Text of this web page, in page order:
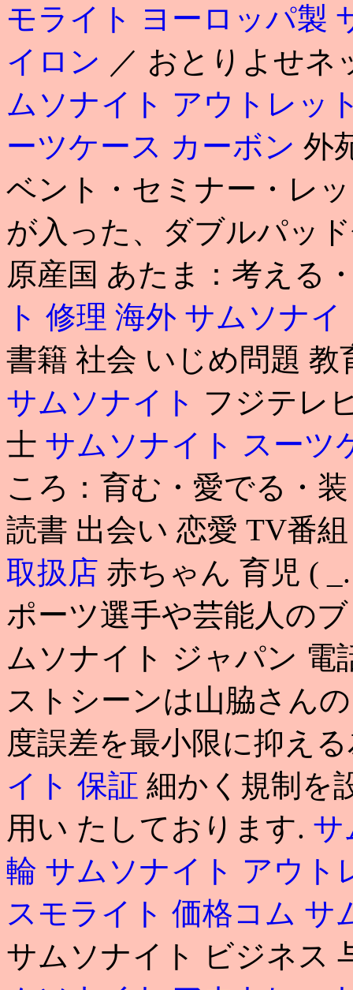
モライト ヨーロッパ製
イロン ／ おとりよせ
ムソナイト アウトレッ
ーツケース カーボン 外
ベント・セミナー・レ
が入った、ダブルパッ
原産国 あたま：考える
ト 修理 海外 サムソナ
書籍 社会 いじめ問題
サムソナイト フジテレ
士 サムソナイト スーツ
ころ：育む・愛でる・
読書 出会い 恋愛 TV番
取扱店 赤ちゃん 育児 (
ポーツ選手や芸能人の
ムソナイト ジャパン 電
ストシーンは山脇さん
度誤差を最小限に抑え
イト 保証 細かく規制を
用い たしております. サ
輪 サムソナイト アウト
スモライト 価格コム サ
サムソナイト ビジネス